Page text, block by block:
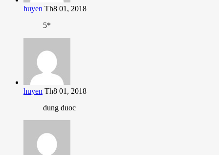
huyen Th8 01, 2018
5*
huyen Th8 01, 2018
dung duoc